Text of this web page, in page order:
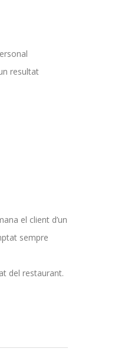
resultat
el client d’un
sempre
del restaurant.